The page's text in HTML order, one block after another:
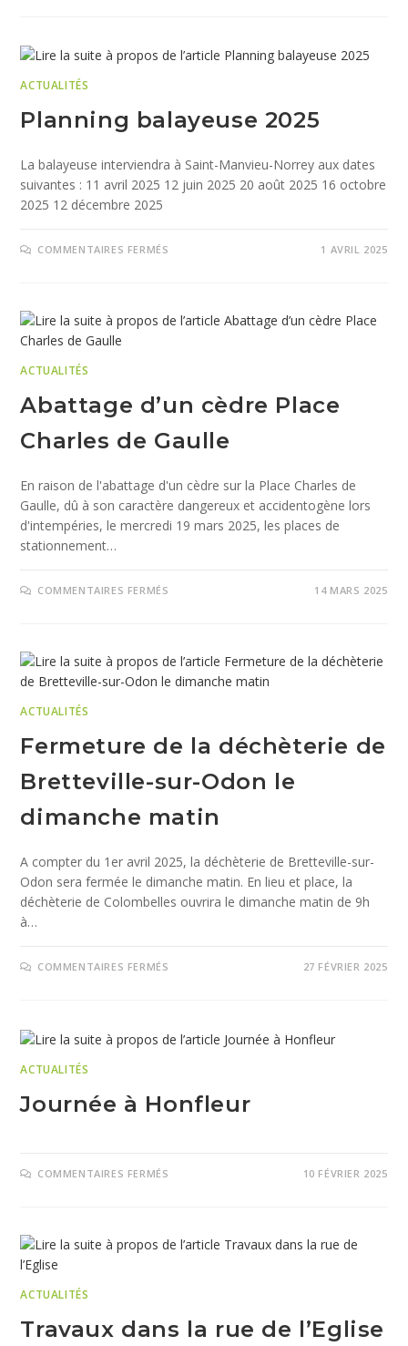
ACTUALITÉS
Planning balayeuse 2025
La balayeuse interviendra à Saint-Manvieu-Norrey aux dates
suivantes : 11 avril 2025 12 juin 2025 20 août 2025 16 octobre
2025 12 décembre 2025
COMMENTAIRES FERMÉS 1 AVRIL 2025
ACTUALITÉS
Abattage d’un cèdre Place
Charles de Gaulle
En raison de l'abattage d'un cèdre sur la Place Charles de
Gaulle, dû à son caractère dangereux et accidentogène lors
d'intempéries, le mercredi 19 mars 2025, les places de
stationnement…
COMMENTAIRES FERMÉS 14 MARS 2025
ACTUALITÉS
Fermeture de la déchèterie de
Bretteville-sur-Odon le
dimanche matin
A compter du 1er avril 2025, la déchèterie de Bretteville-sur-
Odon sera fermée le dimanche matin. En lieu et place, la
déchèterie de Colombelles ouvrira le dimanche matin de 9h
à…
COMMENTAIRES FERMÉS 27 FÉVRIER 2025
ACTUALITÉS
Journée à Honfleur
COMMENTAIRES FERMÉS 10 FÉVRIER 2025
ACTUALITÉS
Travaux dans la rue de l’Eglise